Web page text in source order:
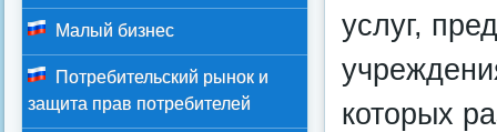
услуг,
которых
Малый бизнес
Потребительский рынок и
защита прав потребителей